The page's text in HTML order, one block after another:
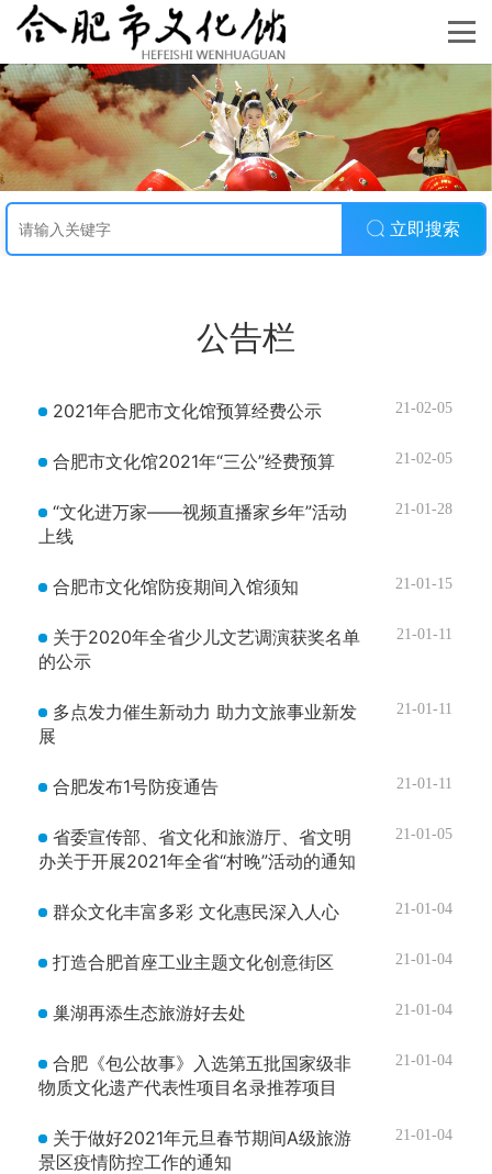
立即搜索
公告栏
2021年合肥市文化馆预算经费公示 21-02-05
合肥市文化馆2021年“三公”经费预算 21-02-05
“文化进万家――视频直播家乡年”活动
上线
21-01-28
合肥市文化馆防疫期间入馆须知 21-01-15
关于2020年全省少儿文艺调演获奖名单
的公示
21-01-11
多点发力催生新动力 助力文旅事业新发
展
21-01-11
合肥发布1号防疫通告 21-01-11
省委宣传部、省文化和旅游厅、省文明
办关于开展2021年全省“村晚”活动的通知
21-01-05
群众文化丰富多彩 文化惠民深入人心 21-01-04
打造合肥首座工业主题文化创意街区 21-01-04
巢湖再添生态旅游好去处 21-01-04
合肥《包公故事》入选第五批国家级非
物质文化遗产代表性项目名录推荐项目
21-01-04
关于做好2021年元旦春节期间A级旅游
景区疫情防控工作的通知
21-01-04